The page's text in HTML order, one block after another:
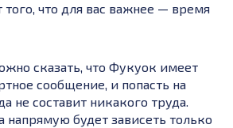
того, что для вас важнее — время
сказать, что Фукуок имеет
сообщение, и попасть на
не составит никакого труда.
напрямую будет зависеть только